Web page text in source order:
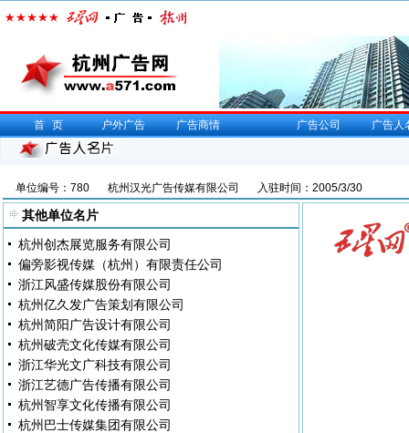
首页 户外广告 广告商情 广告公司 广告人
单位编号：780 杭州汉光广告传媒有限公司 入驻时间：2005/3/30
其他单位名片
杭州创杰展览服务有限公司
偏旁影视传媒（杭州）有限责任公司
浙江风盛传媒股份有限公司
杭州亿久发广告策划有限公司
杭州简阳广告设计有限公司
杭州破壳文化传媒有限公司
浙江华光文广科技有限公司
浙江艺德广告传播有限公司
杭州智享文化传播有限公司
杭州巴士传媒集团有限公司